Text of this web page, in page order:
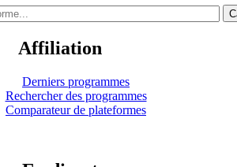
Affiliation
Derniers programmes
Rechercher des programmes
Comparateur de plateformes